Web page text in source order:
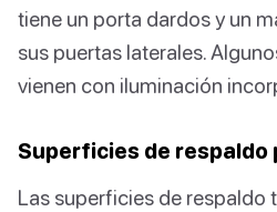
tiene un porta dardos y un
sus puertas laterales.
vienen con iluminación
Superficies de respaldo
Las superficies de respaldo